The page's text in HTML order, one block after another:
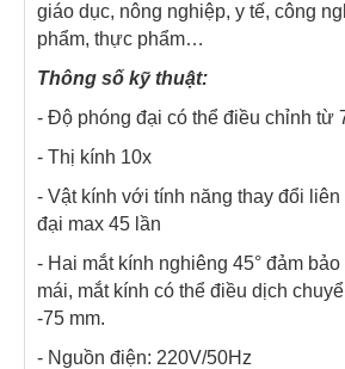
giáo dục, nông nghiệp, y tế, công
phẩm, thực phẩm…
Thông số kỹ thuật:
- Độ phóng đại có thể điều chỉnh từ
- Thị kính 10x
- Vật kính với tính năng thay đổi liên
đại max 45 lần
- Hai mắt kính nghiêng 45° đảm
mái, mắt kính có thể điều dịch
-75 mm.
- Nguồn điện: 220V/50Hz